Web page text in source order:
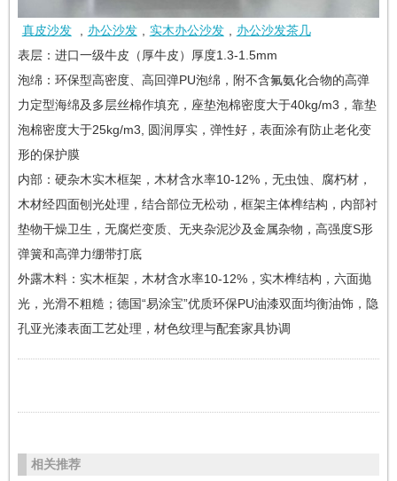
真皮沙发 , 办公沙发 , 实木办公沙发 , 办公沙发茶几
表层：进口一级牛皮（厚牛皮）厚度1.3-1.5mm
泡绵：环保型高密度、高回弹PU泡绵，附不含氟氨化合物的高弹
力定型海绵及多层丝棉作填充，座垫泡棉密度大于40kg/m3，靠垫
泡棉密度大于25kg/m3, 圆润厚实，弹性好，表面涂有防止老化变
形的保护膜
内部：硬杂木实木框架，木材含水率10-12%，无虫蚀、腐朽材，
木材经四面刨光处理，结合部位无松动，框架主体榫结构，内部衬
垫物干燥卫生，无腐烂变质、无夹杂泥沙及金属杂物，高强度S形
弹簧和高弹力绷带打底
外露木料：实木框架，木材含水率10-12%，实木榫结构，六面抛
光，光滑不粗糙；德国“易涂宝”优质环保PU油漆双面均衡油饰，隐
孔亚光漆表面工艺处理，材色纹理与配套家具协调
相关推荐